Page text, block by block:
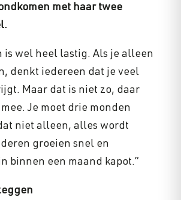
met haar twee
is wel heel lastig. Als je alleen
denkt iedereen dat je veel
Maar dat is niet zo, daar
Je moet drie monden
niet alleen, alles wordt
groeien snel en
binnen een maand kapot.”